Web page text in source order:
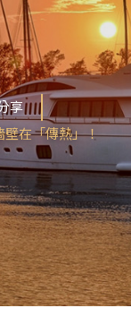
享
壁在「傳熱」！